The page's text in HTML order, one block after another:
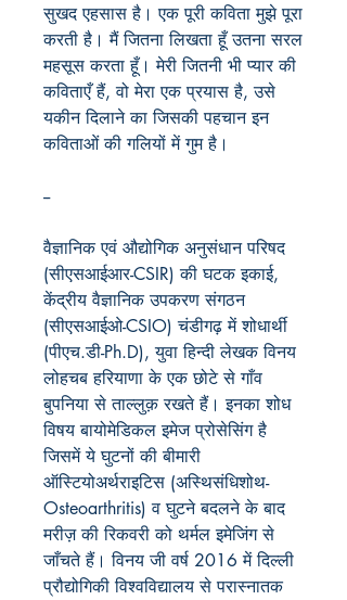
सुखद एहसास है। एक पूरी कविता मुझे पूरा
करती है। मैं जितना लिखता हूँ उतना सरल
महसूस करता हूँ। मेरी जितनी भी प्यार की
कविताएँ हैं, वो मेरा एक प्रयास है, उसे
यकीन दिलाने का जिसकी पहचान इन
कविताओं की गलियों में गुम है।
--
वैज्ञानिक एवं औद्योगिक अनुसंधान परिषद
(सीएसआईआर-CSIR) की घटक इकाई,
केंद्रीय वैज्ञानिक उपकरण संगठन
(सीएसआईओ-CSIO) चंडीगढ़ में शोधार्थी
(पीएच.डी-Ph.D), युवा हिन्दी लेखक विनय
लोहचब हरियाणा के एक छोटे से गाँव
बुपनिया से ताल्लुक़ रखते हैं। इनका शोध
विषय बायोमेडिकल इमेज प्रोसेसिंग है
जिसमें ये घुटनों की बीमारी
ऑस्टियोअर्थराइटिस (अस्थिसंधिशोथ-
Osteoarthritis) व घुटने बदलने के बाद
मरीज़ की रिकवरी को थर्मल इमेजिंग से
जाँचते हैं। विनय जी वर्ष 2016 में दिल्ली
प्रौद्योगिकी विश्वविद्यालय से परास्नातक